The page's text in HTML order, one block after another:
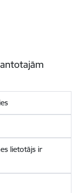
lietotājs ir